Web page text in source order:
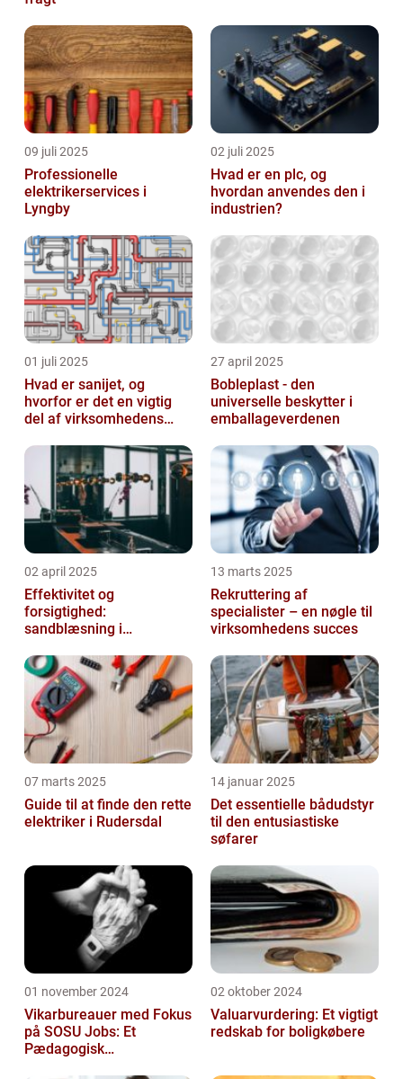
09 juli 2025
Professionelle
elektrikerservices i
Lyngby
02 juli 2025
Hvad er en plc, og
hvordan anvendes den i
industrien?
01 juli 2025
Hvad er sanijet, og
hvorfor er det en vigtig
del af virksomhedens
27 april 2025
Bobleplast - den
universelle beskytter i
emballageverdenen
02 april 2025
Effektivitet og
forsigtighed:
sandblæsning i
13 marts 2025
Rekruttering af
specialister – en nøgle til
virksomhedens succes
07 marts 2025
Guide til at finde den rette
elektriker i Rudersdal
14 januar 2025
Det essentielle bådudstyr
til den entusiastiske
søfarer
01 november 2024
Vikarbureauer med Fokus
på SOSU Jobs: Et
Pædagogisk
02 oktober 2024
Valuarvurdering: Et vigtigt
redskab for boligkøbere